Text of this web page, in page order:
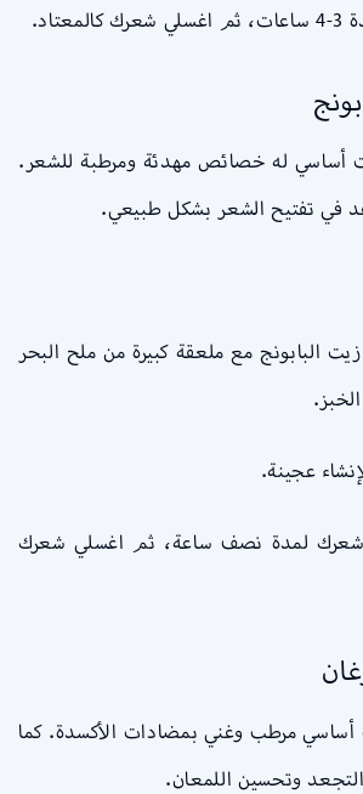
أساسي له خصائص مهدئة ومرطبة للشعر.
في تفتيح الشعر بشكل طبيعي.
من زيت البابونج مع ملعقة كبيرة من ملح البحر
عجينة.
لمدة نصف ساعة، ثم اغسلي شعرك
أساسي مرطب وغني بمضادات الأكسدة. كما
وتحسين اللمعان.